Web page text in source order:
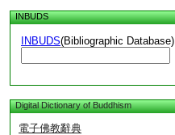
INBUDS
INBUDS(Bibliographic Database)
Digital Dictionary of Buddhism
電子佛教辭典